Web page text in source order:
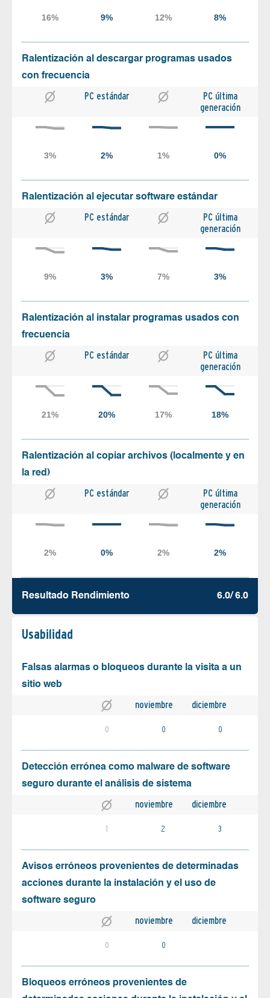
Ralentización al descargar programas usados
con frecuencia
PC estándar
PC última
generación
Ralentización al ejecutar software estándar
PC estándar
PC última
generación
Ralentización al instalar programas usados con
frecuencia
PC estándar
PC última
generación
Ralentización al copiar archivos (localmente y en
la red)
PC estándar
PC última
generación
Resultado Rendimiento 6.0/ 6.0
Usabilidad
Falsas alarmas o bloqueos durante la visita a un
sitio web
noviembre diciembre
0 0 0
Detección errónea como malware de software
seguro durante el análisis de sistema
noviembre diciembre
1 2 3
Avisos erróneos provenientes de determinadas
acciones durante la instalación y el uso de
software seguro
noviembre diciembre
0 0
Bloqueos erróneos provenientes de